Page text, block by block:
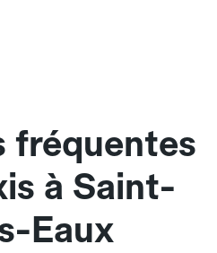
fréquentes
à Saint-
Eaux